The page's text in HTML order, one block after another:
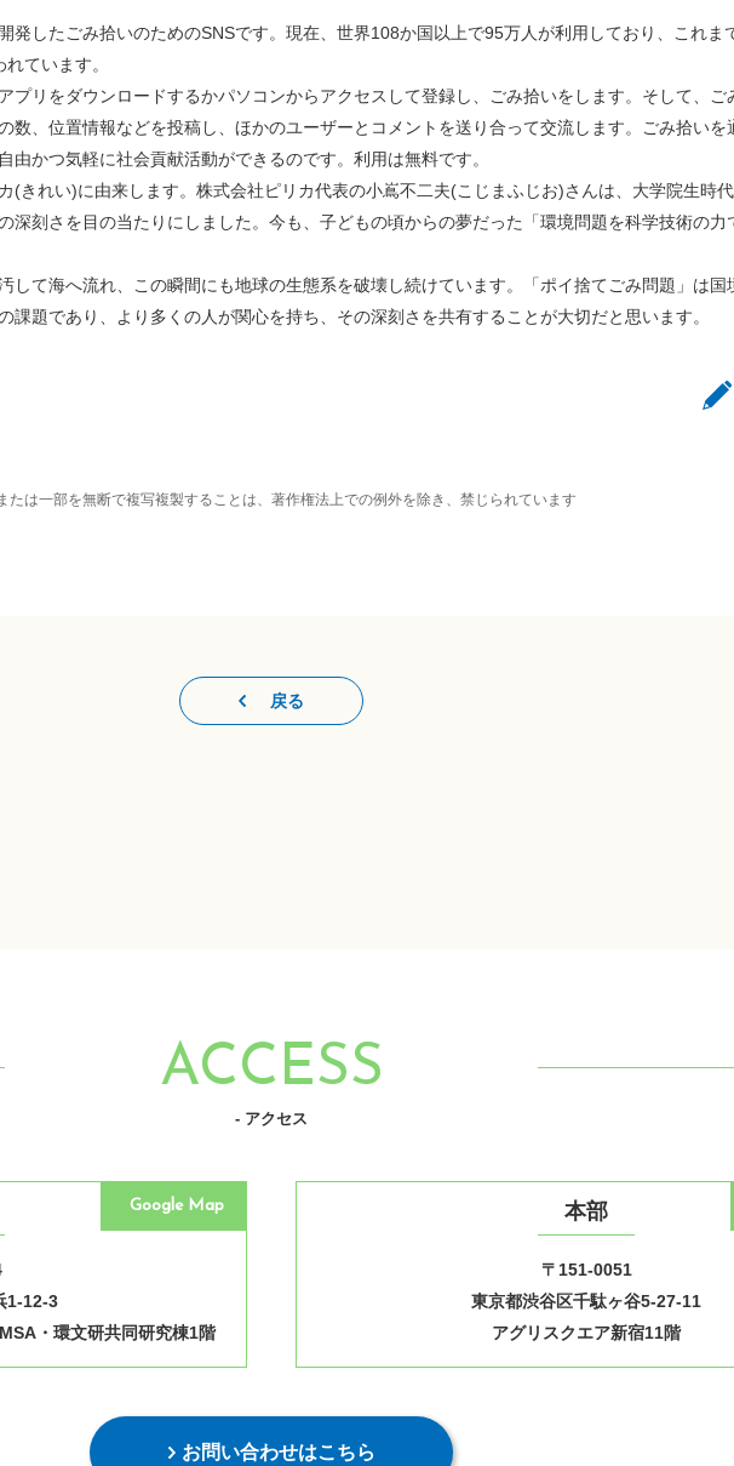
したごみ拾いのためのSNSです。現在、世界108か国以上で95万人が利用しており、これま
ています。
リをダウンロードするかパソコンからアクセスして登録し、ごみ拾いをします。そして、ご
数、位置情報などを投稿し、ほかのユーザーとコメントを送り合って交流します。ごみ拾いを
由かつ気軽に社会貢献活動ができるのです。利用は無料です。
れい)に由来します。株式会社ピリカ代表の小嶌不二夫(こじまふじお)さんは、大学院生時
深刻さを目の当たりにしました。今も、子どもの頃からの夢だった「環境問題を科学技術の力
て海へ流れ、この瞬間にも地球の生態系を破壊し続けています。「ポイ捨てごみ問題」は国
課題であり、より多くの人が関心を持ち、その深刻さを共有することが大切だと思います。
たは一部を無断で複写複製することは、著作権法上での例外を除き、禁じられています
戻る
ACCESS
- アクセス
1-12-3
・環文研共同研究棟1階
Google Map 本部
〒151-0051
東京都渋谷区千駄ヶ谷5-27-11
アグリスクエア新宿11階
お問い合わせはこちら